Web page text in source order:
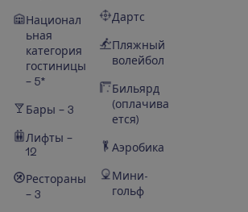
Национал
ьная
категория
гостиницы
– 5*
Бары – 3
Лифты –
12
Рестораны
– 3
Дартс
Пляжный
волейбол
Бильярд
(оплачива
ется)
Аэробика
Мини-
гольф